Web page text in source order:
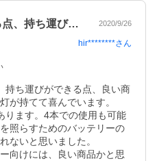
光量が3段階で変えられる点、持ち運びが… 2020/9/26
hir********さん
持ち運びができる点、良い商
が持てて喜んでいます。
ります。4本での使用も可能
照らすためのバッテリーの
ないと思いました。
向けには、良い商品かと思